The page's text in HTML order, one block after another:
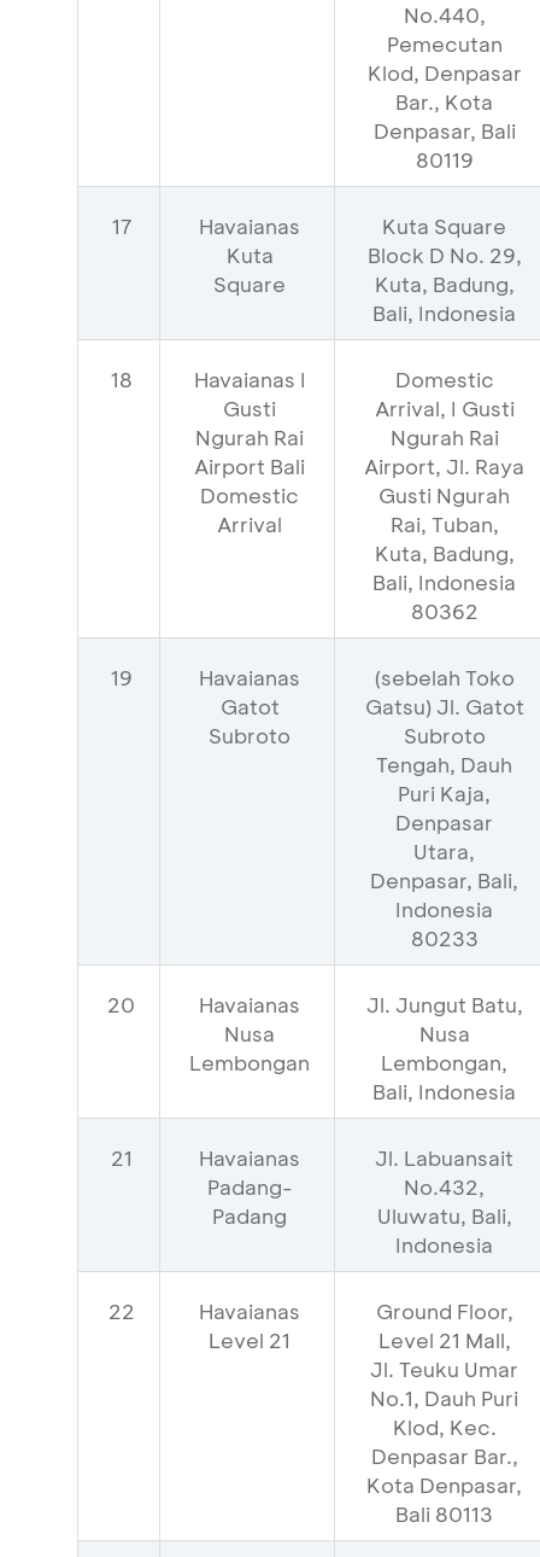
No.440,
Pemecutan
Klod, Denpasar
Bar., Kota
Denpasar, Bali
80119
17
Havaianas
Kuta
Square
Kuta Square
Block D No. 29,
Kuta, Badung,
Bali, Indonesia
18
Havaianas I
Gusti
Ngurah Rai
Airport Bali
Domestic
Arrival
Domestic
Arrival, I Gusti
Ngurah Rai
Airport, Jl. Raya
Gusti Ngurah
Rai, Tuban,
Kuta, Badung,
Bali, Indonesia
80362
19
Havaianas
Gatot
Subroto
(sebelah Toko
Gatsu) Jl. Gatot
Subroto
Tengah, Dauh
Puri Kaja,
Denpasar
Utara,
Denpasar, Bali,
Indonesia
80233
20
Havaianas
Nusa
Lembongan
Jl. Jungut Batu,
Nusa
Lembongan,
Bali, Indonesia
21
Havaianas
Padang-
Padang
Jl. Labuansait
No.432,
Uluwatu, Bali,
Indonesia
22
Havaianas
Level 21
Ground Floor,
Level 21 Mall,
Jl. Teuku Umar
No.1, Dauh Puri
Klod, Kec.
Denpasar Bar.,
Kota Denpasar,
Bali 80113